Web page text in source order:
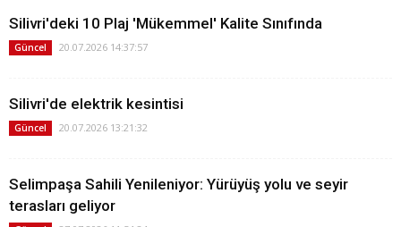
Silivri'deki 10 Plaj 'Mükemmel' Kalite Sınıfında
Güncel 20.07.2026 14:37:57
Silivri'de elektrik kesintisi
Güncel 20.07.2026 13:21:32
Selimpaşa Sahili Yenileniyor: Yürüyüş yolu ve seyir
terasları geliyor